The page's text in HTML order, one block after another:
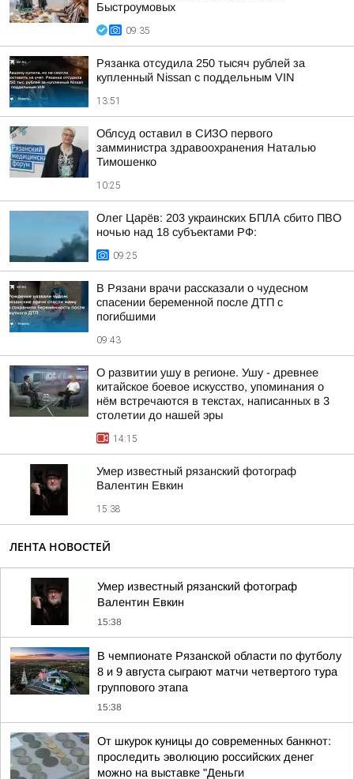
Быстроумовых
09:35
Рязанка отсудила 250 тысяч рублей за
купленный Nissan с поддельным VIN
13:51
Облсуд оставил в СИЗО первого
замминистра здравоохранения Наталью
Тимошенко
10:25
Олег Царёв: 203 украинских БПЛА сбито ПВО
ночью над 18 субъектами РФ:
09:25
В Рязани врачи рассказали о чудесном
спасении беременной после ДТП с
погибшими
09:43
О развитии ушу в регионе. Ушу - древнее
китайское боевое искусство, упоминания о
нём встречаются в текстах, написанных в 3
столетии до нашей эры
14:15
Умер известный рязанский фотограф
Валентин Евкин
15:38
ЛЕНТА НОВОСТЕЙ
Умер известный рязанский фотограф
Валентин Евкин
15:38
В чемпионате Рязанской области по футболу
8 и 9 августа сыграют матчи четвертого тура
группового этапа
15:38
От шкурок куницы до современных банкнот:
проследить эволюцию российских денег
можно на выставке "Деньги